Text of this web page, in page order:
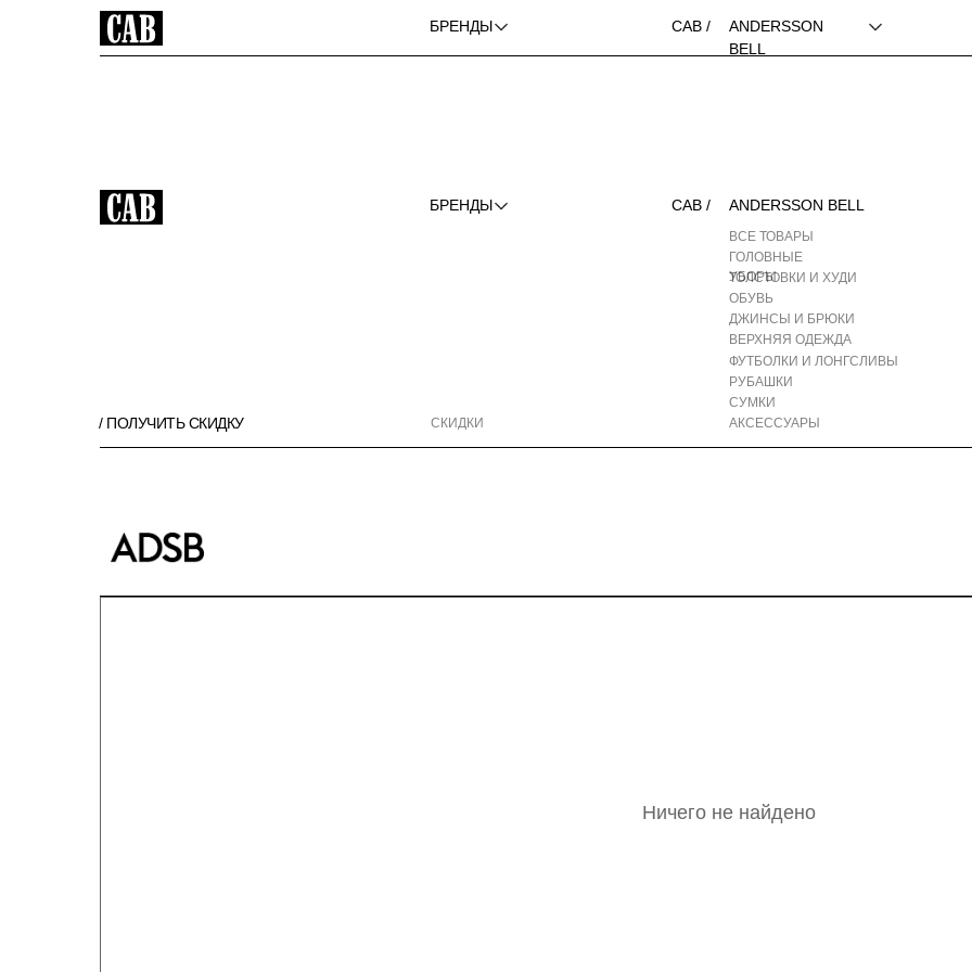
CAB /
ANDERSSON
BELL
БРЕНДЫ
CAB /
/ ПОЛУЧИТЬ СКИДКУ
ГОЛОВНЫЕ
УБОРЫ
ТОЛСТОВКИ И ХУДИ
ОБУВЬ
ВСЕ ТОВАРЫ
ДЖИНСЫ И БРЮКИ
ВЕРХНЯЯ ОДЕЖДА
РУБАШКИ
ФУТБОЛКИ И ЛОНГСЛИВЫ
СУМКИ
ANDERSSON BELL
СКИДКИ АКСЕССУАРЫ
БРЕНДЫ
Ничего не найдено